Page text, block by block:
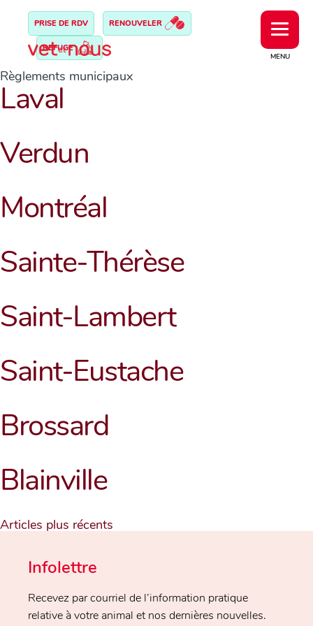
MENU
PRISE DE RDV RENOUVELER
REFUGE
Règlements municipaux
Laval
Verdun
Montréal
Sainte-Thérèse
Saint-Lambert
Saint-Eustache
Brossard
Blainville
Navigation
des
Articles plus récents
Infolettre
Recevez par courriel de l’information pratique
relative à votre animal et nos dernières nouvelles.